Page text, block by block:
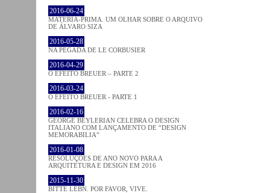
2016-06-24
MATÉRIA-PRIMA. UM OLHAR SOBRE O ARQUIVO
DE ÁLVARO SIZA
2016-05-28
NA PEGADA DE LE CORBUSIER
2016-04-29
O EFEITO BREUER – PARTE 2
2016-03-24
O EFEITO BREUER - PARTE 1
2016-02-16
GEORGE BEYLERIAN CELEBRA O DESIGN
ITALIANO COM LANÇAMENTO DE “DESIGN
MEMORABILIA”
2016-01-08
RESOLUÇÕES DE ANO NOVO PARA A
ARQUITETURA E DESIGN EM 2016
2015-11-30
BITTE LEBN. POR FAVOR, VIVE.